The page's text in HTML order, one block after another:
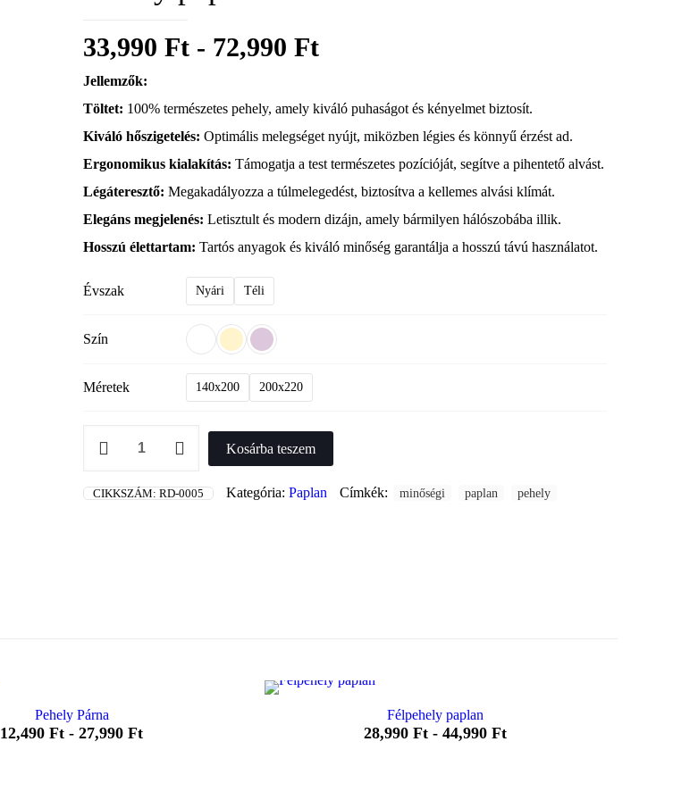
33,990 Ft - 72,990 Ft
Jellemzők:
Töltet: 100% természetes pehely, amely kiváló puhaságot és kényelmet biztosít.
Kiváló hőszigetelés: Optimális melegséget nyújt, miközben légies és könnyű érzést ad.
Ergonomikus kialakítás: Támogatja a test természetes pozícióját, segítve a pihentető alvást.
Légáteresztő: Megakadályozza a túlmelegedést, biztosítva a kellemes alvási klímát.
Elegáns megjelenés: Letisztult és modern dizájn, amely bármilyen hálószobába illik.
Hosszú élettartam: Tartós anyagok és kiváló minőség garantálja a hosszú távú használatot.
Évszak Nyári Téli
Szín
Méretek 140x200 200x220
paplan
mennyiség
Kosárba teszem
CIKKSZÁM: RD-0005 Kategória: Paplan Címkék: minőségi paplan pehely
Pehely Párna
12,490Ft -27,990Ft
Félpehely paplan
28,990 Ft- 44,990 Ft